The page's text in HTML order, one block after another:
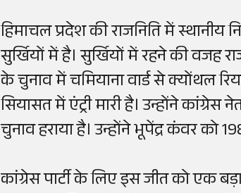
हिमाचल प्रदेश की राजनिति में स्थानीय
सुर्खियों में है। सुर्खियों में रहने की वजह
के चुनाव में चमियाना वार्ड से क्योंथल
सियासत में एंट्री मारी है। उन्होंने
चुनाव हराया है। उन्होंने भूपेंद्र कंवर को
कांग्रेस पार्टी के लिए इस जीत को एक